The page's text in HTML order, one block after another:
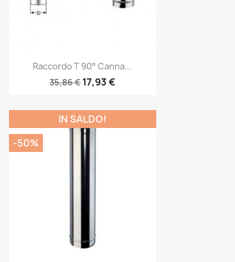
Anteprima
Raccordo T 90° Canna...
35,86 €17,93 €
IN SALDO!
-50%